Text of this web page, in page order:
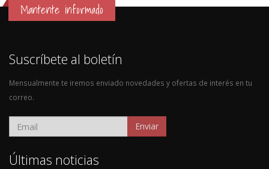
Mantente informado
Suscríbete al boletín
Mensualmente te iremos enviado novedades y ofertas de interés en tu
correo.
Enviar
Últimas noticias